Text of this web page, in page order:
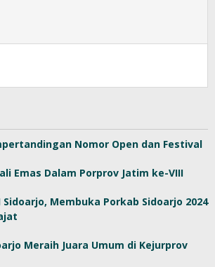
Nomor Open dan Festival
Emas Dalam Porprov Jatim ke-VIII
Sidoarjo, Membuka Porkab Sidoarjo 2024
Meraih Juara Umum di Kejurprov